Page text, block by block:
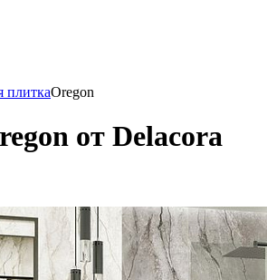
плиткаOregon
от Delacora